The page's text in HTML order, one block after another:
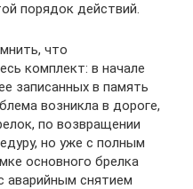
порядок действий.
что
комплект: в начале
записанных в память
возникла в дороге,
по возвращении
но уже с полным
основного брелка
аварийным снятием